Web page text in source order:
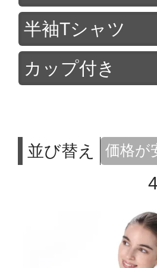
半袖Tシャツ
カップ付き
並び替え 価格が